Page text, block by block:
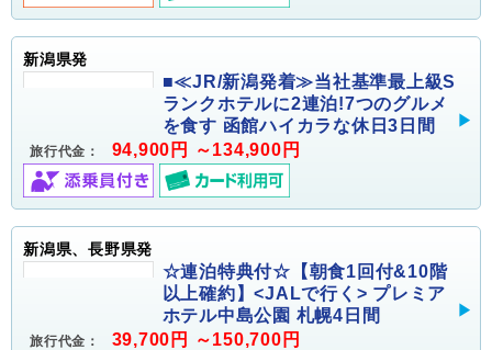
新潟県発
■≪JR/新潟発着≫当社基準最上級S
ランクホテルに2連泊!7つのグルメ
を食す 函館ハイカラな休日3日間
旅行代金： 94,900円 ～134,900円
新潟県、長野県発
☆連泊特典付☆【朝食1回付&10階
以上確約】<JALで行く> プレミア
ホテル中島公園 札幌4日間
旅行代金： 39,700円 ～150,700円